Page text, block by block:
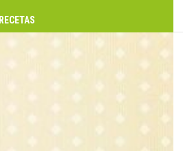
RECETAS